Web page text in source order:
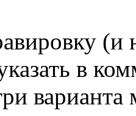
(и
в
варианта